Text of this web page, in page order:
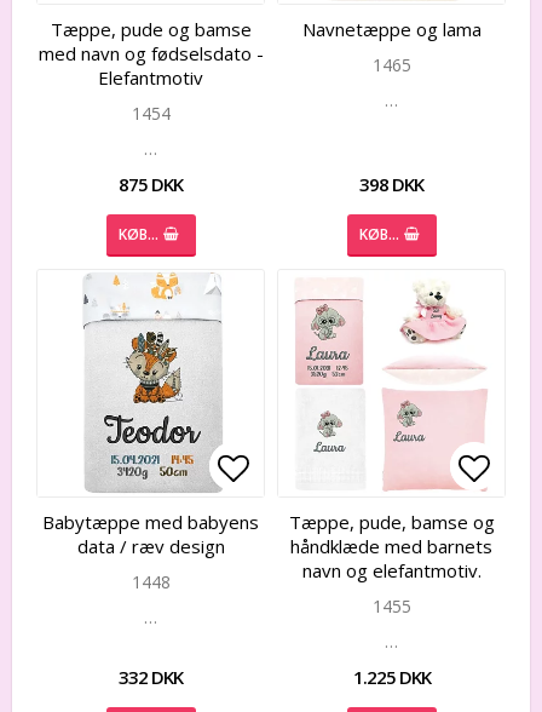
Add to list of favorites
Add to list of favorites
Tæppe, pude og bamse
med navn og fødselsdato -
Elefantmotiv
1454
…
875 DKK
KØB…
Add
Add
Navnetæppe og lama
1465
…
398 DKK
KØB…
Add to list of favorites
Add to list of favorites
Babytæppe med babyens
data / ræv design
1448
…
332 DKK
Add
Add
Tæppe, pude, bamse og
håndklæde med barnets
navn og elefantmotiv.
1455
…
1.225 DKK